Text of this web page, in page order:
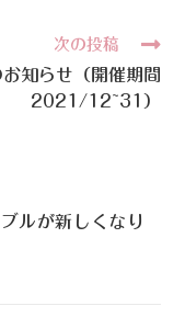
次の投稿
知らせ（開催期間
2021/12~31）
ルが新しくなり